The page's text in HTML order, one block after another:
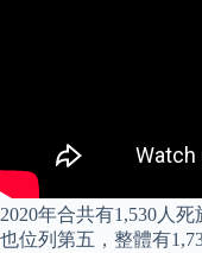
2020年合共有1,530人
也位列第五，整體有